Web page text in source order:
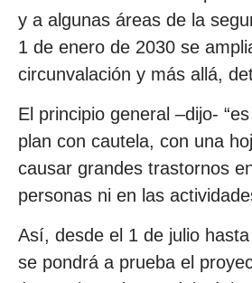
y a algunas áreas de la
1 de enero de 2030 se
circunvalación y más allá,
El principio general –dijo-
plan con cautela, con una
causar grandes trastornos
personas ni en las
Así, desde el 1 de julio
se pondrá a prueba el